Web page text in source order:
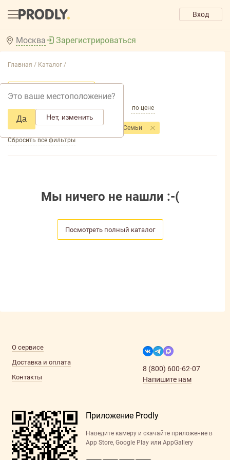
Вход
Москва
Это ваше местоположение?
Да Нет, изменить
Зарегистрироваться
Главная / Каталог /
по популярности по названию по цене
Фильтры
: Для Всей Семьи
Сбросить все фильтры
Мы ничего не нашли :-(
Посмотреть полный каталог
О сервисе
Доставка и оплата
Контакты
8 (800) 600-62-07
Напишите нам
Приложение Prodly
Наведите камеру и скачайте приложение в
App Store, Google Play или AppGallery